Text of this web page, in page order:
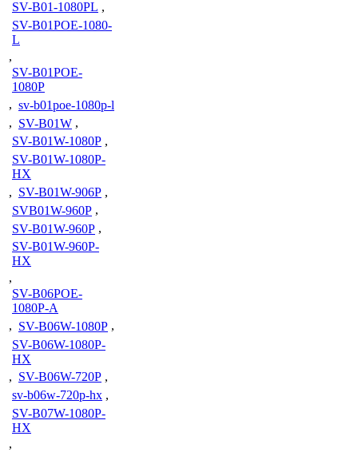
SV-B01-1080PL ,
SV-B01POE-1080-
L
,
SV-B01POE-
1080P
, sv-b01poe-1080p-l
, SV-B01W ,
SV-B01W-1080P ,
SV-B01W-1080P-
HX
, SV-B01W-906P ,
SVB01W-960P ,
SV-B01W-960P ,
SV-B01W-960P-
HX
,
SV-B06POE-
1080P-A
, SV-B06W-1080P ,
SV-B06W-1080P-
HX
, SV-B06W-720P ,
sv-b06w-720p-hx ,
SV-B07W-1080P-
HX
,